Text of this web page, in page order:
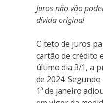
Juros não vão
dívida original
O teto de juros
cartão de crédito
último dia 3/1, a
de 2024.
1º de janeiro